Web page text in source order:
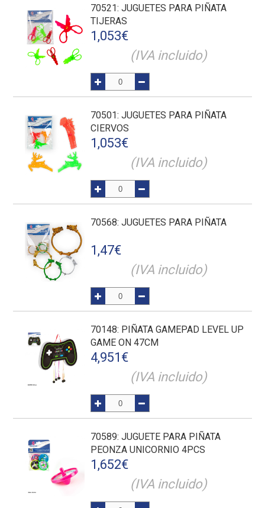
70521: JUGUETES PARA PIÑATA
TIJERAS
1,053€
(IVA incluido)
70501: JUGUETES PARA PIÑATA
CIERVOS
1,053€
(IVA incluido)
70568: JUGUETES PARA PIÑATA
1,47€
(IVA incluido)
70148: PIÑATA GAMEPAD LEVEL UP
GAME ON 47CM
4,951 €
(IVA incluido)
70589: JUGUETE PARA PIÑATA
PEONZA UNICORNIO 4PCS
1,652€
(IVA incluido)